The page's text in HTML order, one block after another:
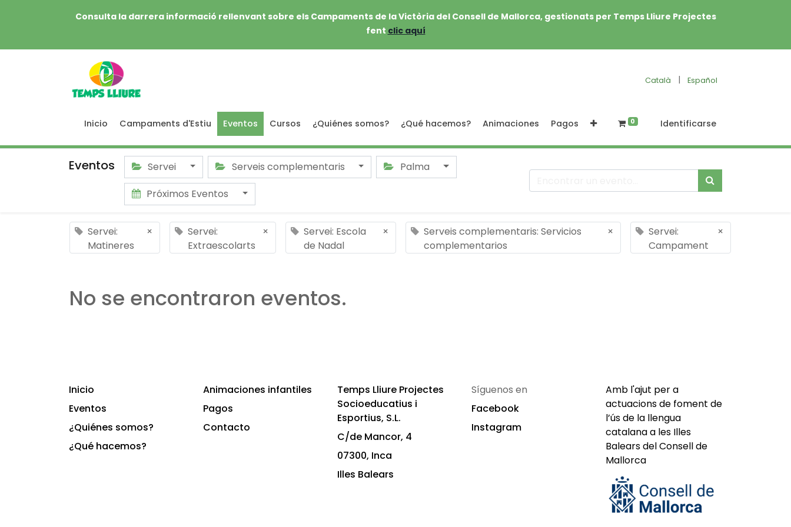
Consulta la darrera informació rellenvant sobre els Campaments de la Victòria del Consell de Mallorca, gestionats per Temps Lliure Projectes
fent clic aquí
Català | Español
Inicio Campaments d'Estiu Eventos Cursos ¿Quiénes somos? ¿Qué hacemos? Animaciones Pagos 0 Identificarse
Eventos Servei Serveis complementaris
Palma
Próximos Eventos
Servei:
Matineres
×
Servei:
Extraescolarts
×
Servei: Escola
de Nadal
×
Serveis complementaris: Servicios
complementarios
×
Servei:
Campament
×
No se encontraron eventos.
Inicio
Eventos
¿Quiénes somos?
¿Qué hacemos?
Animaciones infantiles
Pagos
Contacto
Temps Lliure Projectes
Socioeducatius i
Esportius, S.L.
C/de Mancor, 4
07300, Inca
Illes Balears
Síguenos en
Facebook
Instagram
Amb l'ajut per a
actuacions de foment de
l’ús de la llengua
catalana a les Illes
Balears del Consell de
Mallorca